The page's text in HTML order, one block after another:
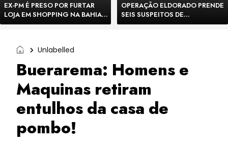
EX-PM É PRESO POR FURTAR
LOJA EM SHOPPING NA BAHIA E
ESCAPA CORRENDO DE
OPERAÇÃO ELDORADO PRENDE
SEIS SUSPEITOS DE
MOVIMENTAR R$ 25 MILHÕES
Unlabelled
Buerarema: Homens e
Maquinas retiram
entulhos da casa de
pombo!